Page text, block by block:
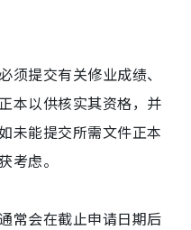
须提交有关修业成绩、
本以供核实其资格，并
未能提交所需文件正本
考虑。
常会在截止申请日期后